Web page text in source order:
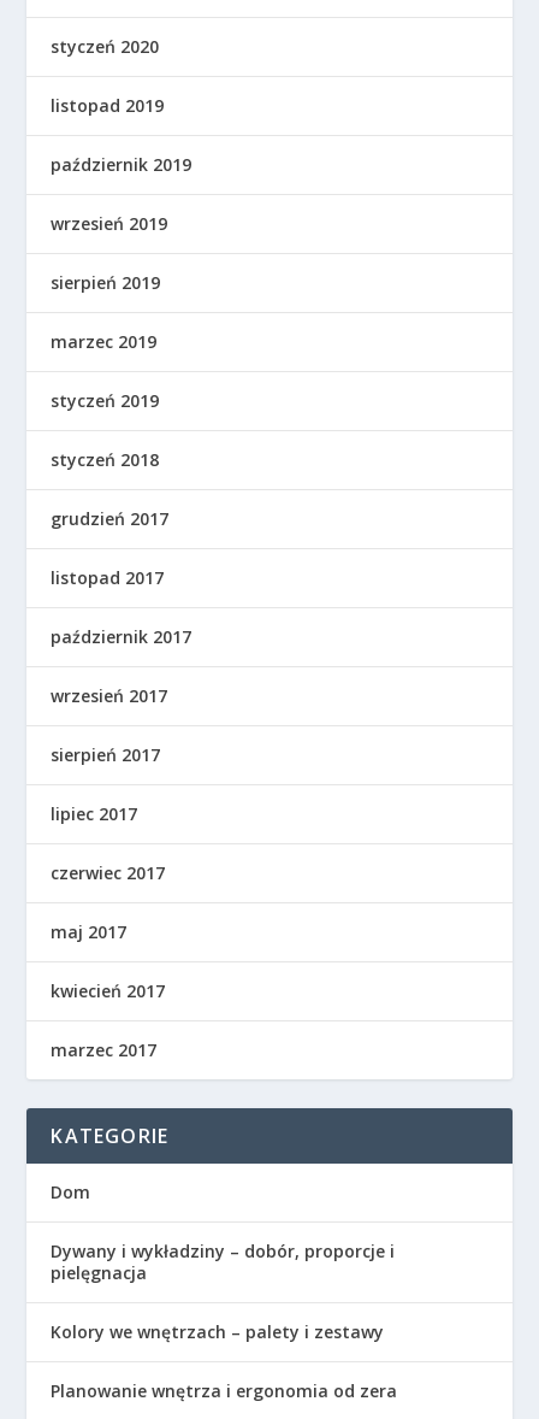
styczeń 2020
listopad 2019
październik 2019
wrzesień 2019
sierpień 2019
marzec 2019
styczeń 2019
styczeń 2018
grudzień 2017
listopad 2017
październik 2017
wrzesień 2017
sierpień 2017
lipiec 2017
czerwiec 2017
maj 2017
kwiecień 2017
marzec 2017
KATEGORIE
Dom
Dywany i wykładziny – dobór, proporcje i
pielęgnacja
Kolory we wnętrzach – palety i zestawy
Planowanie wnętrza i ergonomia od zera